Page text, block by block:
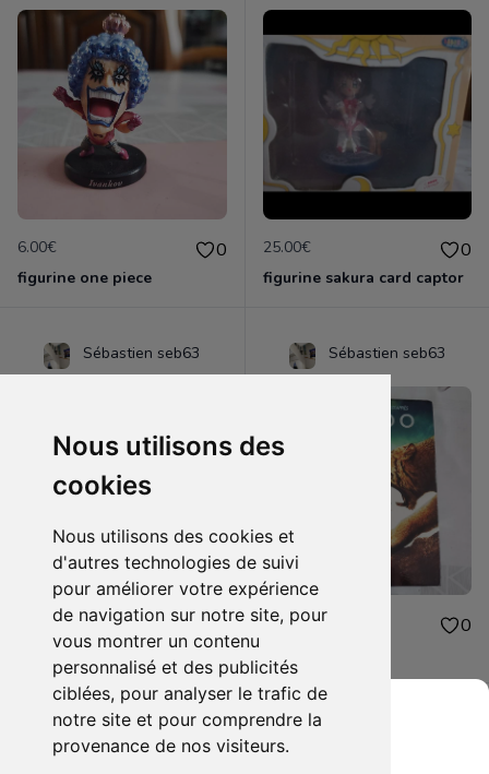
Nous utilisons des
cookies
Nous utilisons des cookies et
d'autres technologies de suivi
pour améliorer votre expérience
de navigation sur notre site, pour
vous montrer un contenu
personnalisé et des publicités
ciblées, pour analyser le trafic de
notre site et pour comprendre la
provenance de nos visiteurs.
6.00€ 0
figurine one piece
25.00€ 0
figurine sakura card captor
Sébastien seb63
48.00€ 0
figurine one piece oden
Sébastien seb63
1.00€ 0